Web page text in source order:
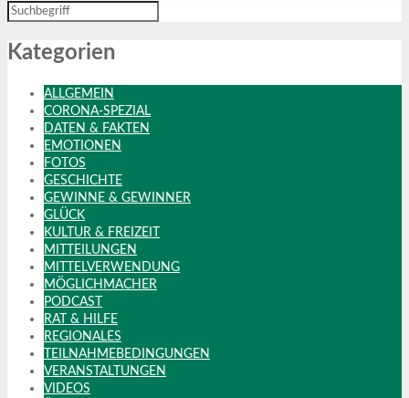
Kategorien
ALLGEMEIN
CORONA-SPEZIAL
DATEN & FAKTEN
EMOTIONEN
FOTOS
GESCHICHTE
GEWINNE & GEWINNER
GLÜCK
KULTUR & FREIZEIT
MITTEILUNGEN
MITTELVERWENDUNG
MÖGLICHMACHER
PODCAST
RAT & HILFE
REGIONALES
TEILNAHMEBEDINGUNGEN
VERANSTALTUNGEN
VIDEOS